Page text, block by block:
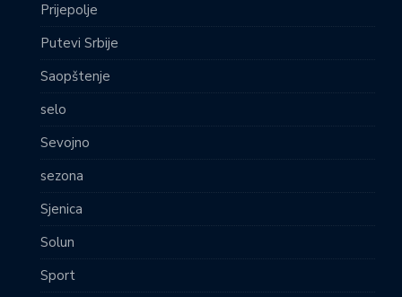
Prijepolje
Putevi Srbije
Saopštenje
selo
Sevojno
sezona
Sjenica
Solun
Sport